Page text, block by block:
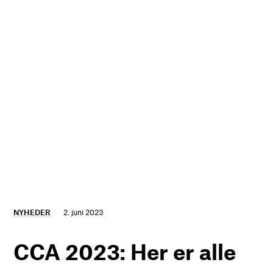
NYHEDER 2. juni 2023
CCA 2023: Her er alle